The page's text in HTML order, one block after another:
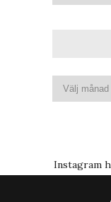
Instagram